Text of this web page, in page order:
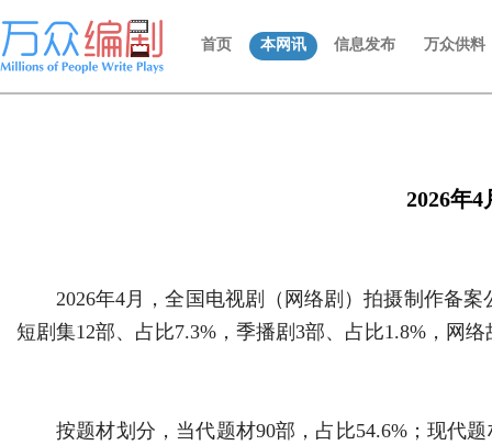
首页 本网讯 信息发布 万众供料
2026年
2026年4月，全国电视剧（网络剧）拍摄制作备
短剧集12部、占比7.3%，季播剧3部、占比1.8%，网
按题材划分，当代题材90部，占比54.6%；现代